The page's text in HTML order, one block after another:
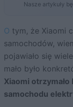
Nasze artykuły
O tym, że Xiaomi chce wejść na rynek inteligentnych
samochodów,
pojawiało się
mało było
Xiaomi
samochodu